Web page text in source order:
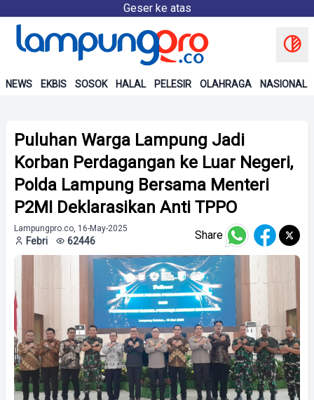
Geser ke atas
NEWS EKBIS SOSOK HALAL PELESIR OLAHRAGA NASIONAL
Puluhan Warga Lampung Jadi
Korban Perdagangan ke Luar Negeri,
Polda Lampung Bersama Menteri
P2MI Deklarasikan Anti TPPO
Lampungpro.co, 16-May-2025
Febri 62446 Share